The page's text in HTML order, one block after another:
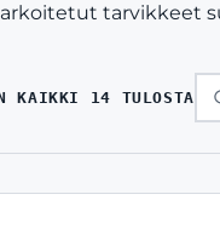
tarvikkeet
KAIKKI 14 TULOSTA
BY